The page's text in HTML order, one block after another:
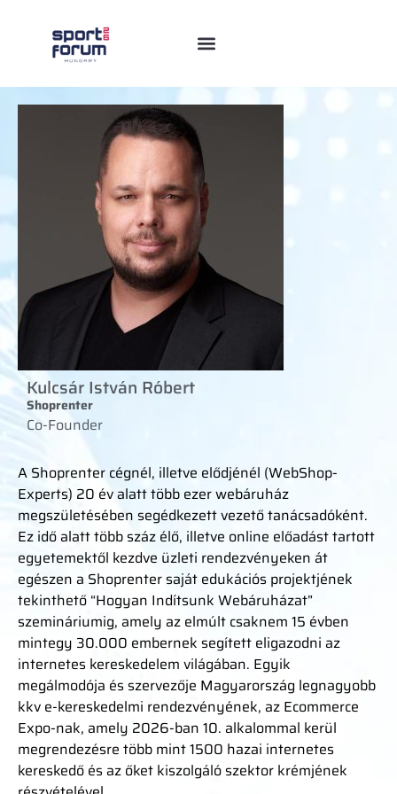
Kulcsár István Róbert
Shoprenter
Co-Founder
A Shoprenter cégnél, illetve elődjénél (WebShop-
Experts) 20 év alatt több ezer webáruház
megszületésében segédkezett vezető tanácsadóként.
Ez idő alatt több száz élő, illetve online előadást tartott
egyetemektől kezdve üzleti rendezvényeken át
egészen a Shoprenter saját edukációs projektjének
tekinthető “Hogyan Indítsunk Webáruházat”
szemináriumig, amely az elmúlt csaknem 15 évben
mintegy 30.000 embernek segített eligazodni az
internetes kereskedelem világában. Egyik
megálmodója és szervezője Magyarország legnagyobb
kkv e-kereskedelmi rendezvényének, az Ecommerce
Expo-nak, amely 2026-ban 10. alkalommal kerül
megrendezésre több mint 1500 hazai internetes
kereskedő és az őket kiszolgáló szektor krémjének